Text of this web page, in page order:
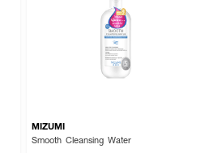
MIZUMI
Smooth Cleansing Water